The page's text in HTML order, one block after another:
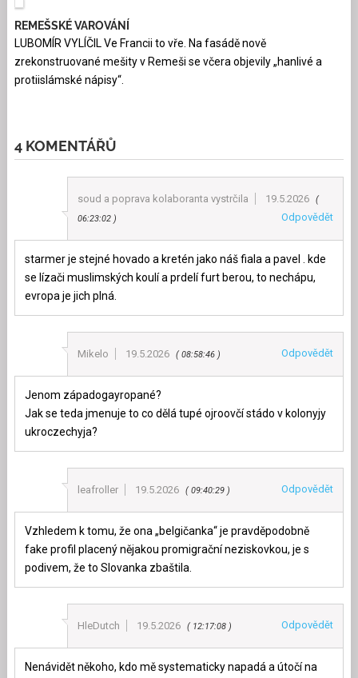
REMEŠSKÉ VAROVÁNÍ
LUBOMÍR VYLÍČIL Ve Francii to vře. Na fasádě nově
zrekonstruované mešity v Remeši se včera objevily „hanlivé a
protiislámské nápisy“.
4 KOMENTÁŘŮ
soud a poprava kolaboranta vystrčila 19.5.2026
06:23:02 Odpovědět
starmer je stejné hovado a kretén jako náš fiala a pavel . kde
se lízači muslimských koulí a prdelí furt berou, to nechápu,
evropa je jich plná.
Mikelo 19.5.2026 08:58:46 Odpovědět
Jenom západogayropané?
Jak se teda jmenuje to co dělá tupé ojroovčí stádo v kolonyjy
ukroczechyja?
leafroller 19.5.2026 09:40:29 Odpovědět
Vzhledem k tomu, že ona „belgičanka“ je pravděpodobně
fake profil placený nějakou promigrační neziskovkou, je s
podivem, že to Slovanka zbaštila.
HleDutch 19.5.2026 12:17:08 Odpovědět
Nenávidět někoho, kdo mě systematicky napadá a útočí na